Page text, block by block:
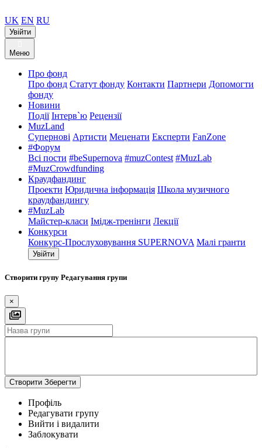
UK EN RU
Увійти
Меню
Про фонд
Про фонд Статут фонду Контакти Партнери Допомогти
фонду
Новини
Події Інтерв`ю Рецензії
MuzLand
Супернові Артисти Меценати Експерти FanZone
#Форум
Всі пости #beSupernova #muzContest #MuzLab
#MuzCrowdfunding
Краудфандинг
Проекти Юридична інформація Школа музичного
краудфандингу
#MuzLab
Майстер-класи Імідж-тренінги Лекції
Конкурси
Конкурс-Прослуховування SUPERNOVA Малі гранти
Увійти
Створити групу Редагування групи
×
Створити Зберегти
Профіль
Редагувати групу
Вийти і видалити
Заблокувати